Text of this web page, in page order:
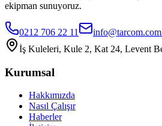
ekipman sunuyoruz.
0212 706 22 11
İş Kuleleri, Kule 2, Kat 24, Levent
Kurumsal
Hakkımızda
Nasıl Çalışır
Haberler